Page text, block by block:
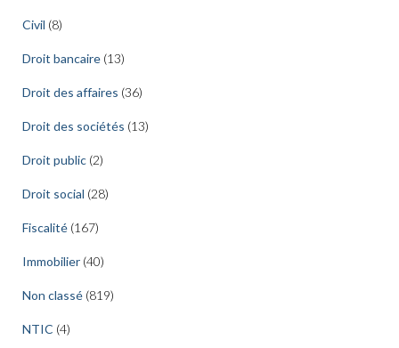
Civil (8)
Droit bancaire (13)
Droit des affaires (36)
Droit des sociétés (13)
Droit public (2)
Droit social (28)
Fiscalité (167)
Immobilier (40)
Non classé (819)
NTIC (4)